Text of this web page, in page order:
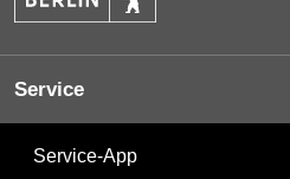
Service
Service-App